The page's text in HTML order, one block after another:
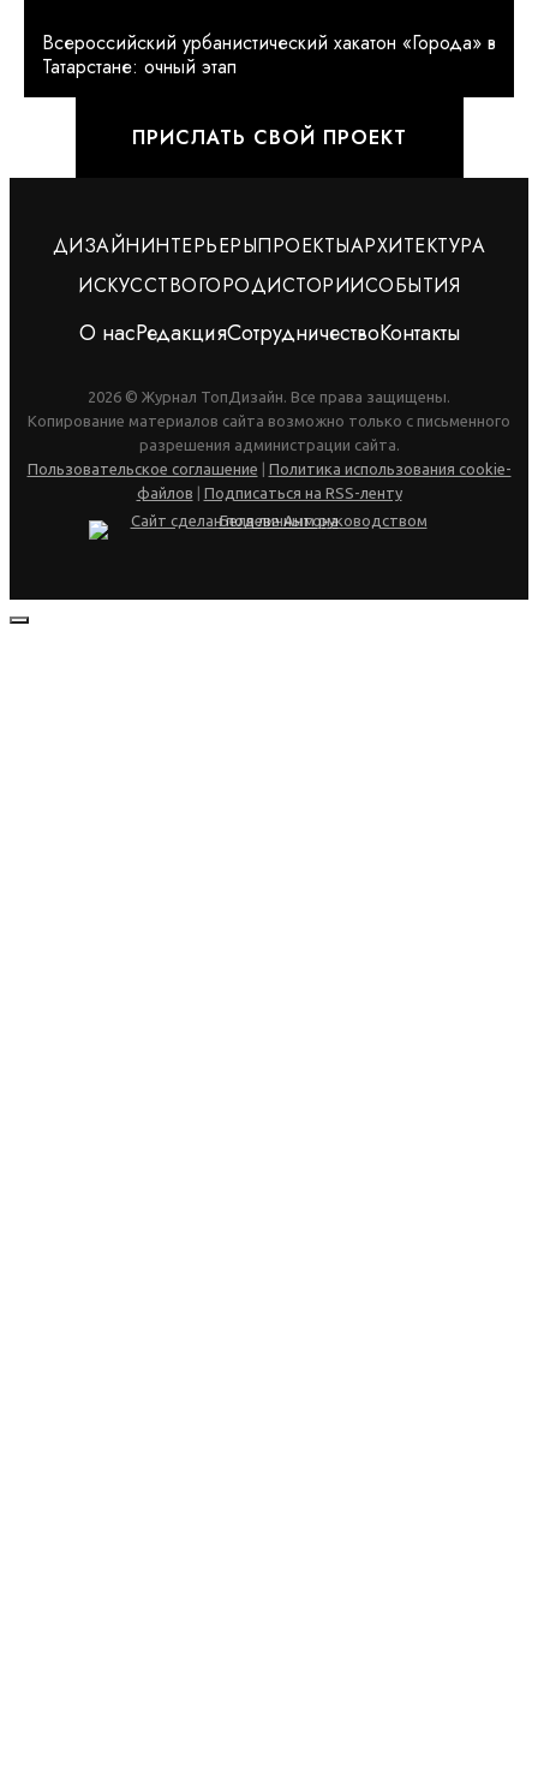
Всероссийский урбанистический хакатон «Города» в
Татарстане: очный этап
ПРИСЛАТЬ СВОЙ ПРОЕКТ
ДИЗАЙНИНТЕРЬЕРЫПРОЕКТЫАРХИТЕКТУРА
ИСКУССТВОГОРОДИСТОРИИСОБЫТИЯ
О насРедакцияСотрудничествоКонтакты
2026 © Журнал ТопДизайн. Все права защищены.
Копирование материалов сайта возможно только с письменного
разрешения администрации сайта.
Пользовательское соглашение
Политика использования cookie-
файлов
Подписаться на RSS-ленту